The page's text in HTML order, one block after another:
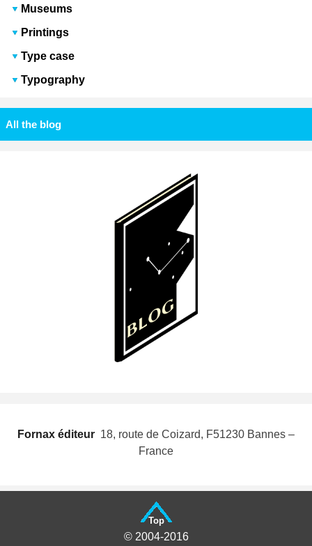
Museums
Printings
Type case
Typography
All the blog
Fornax éditeur  18, route de Coizard, F51230 Bannes –
France
Top
© 2004-2016